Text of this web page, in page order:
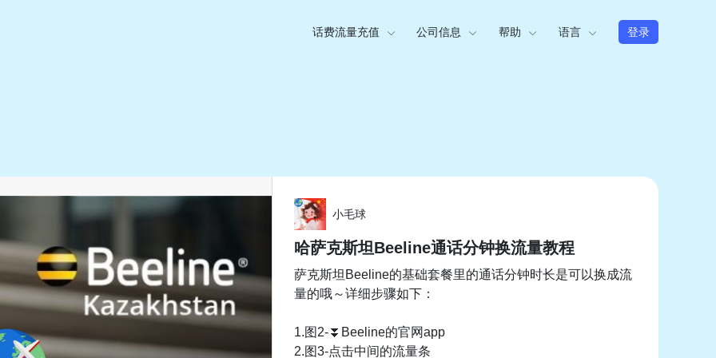
话费流量充值 公司信息 帮助 语言 登录
小毛球
哈萨克斯坦Beeline通话分钟换流量教程
萨克斯坦Beeline的基础套餐里的通话分钟时长是可以换成流
量的哦～详细步骤如下：
1.图2-⏬Beeline的官网app
2.图3-点击中间的流量条